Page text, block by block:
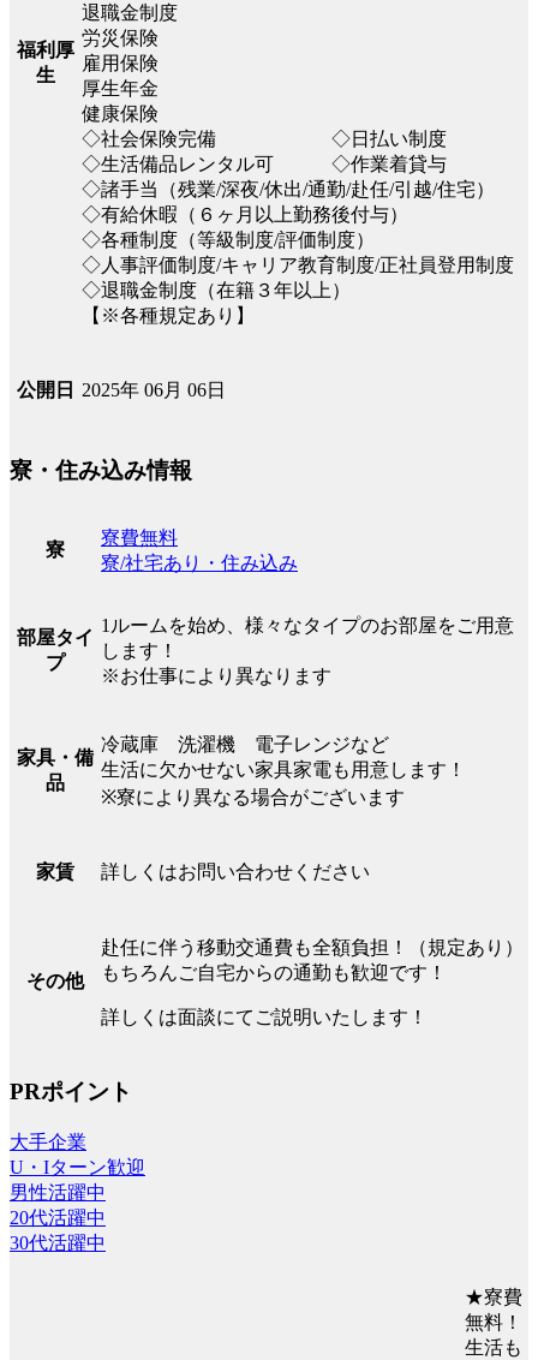
福利厚
生
退職金制度
労災保険
雇用保険
厚生年金
健康保険
◇社会保険完備 ◇日払い制度
◇生活備品レンタル可 ◇作業着貸与
◇諸手当（残業/深夜/休出/通勤/赴任/引越/住宅）
◇有給休暇（６ヶ月以上勤務後付与）
◇各種制度（等級制度/評価制度）
◇人事評価制度/キャリア教育制度/正社員登用制度
◇退職金制度（在籍３年以上）
【※各種規定あり】
公開日 2025年 06月 06日
寮・住み込み情報
寮
寮費無料
寮/社宅あり・住み込み
部屋タイ
プ
1ルームを始め、様々なタイプのお部屋をご用意
します！
※お仕事により異なります
家具・備
品
冷蔵庫 洗濯機 電子レンジなど
生活に欠かせない家具家電も用意します！
※寮により異なる場合がございます
家賃 詳しくはお問い合わせください
その他
赴任に伴う移動交通費も全額負担！（規定あり）
もちろんご自宅からの通勤も歓迎です！
詳しくは面談にてご説明いたします！
PRポイント
大手企業
U・Iターン歓迎
男性活躍中
20代活躍中
30代活躍中
★寮費
無料！
生活も